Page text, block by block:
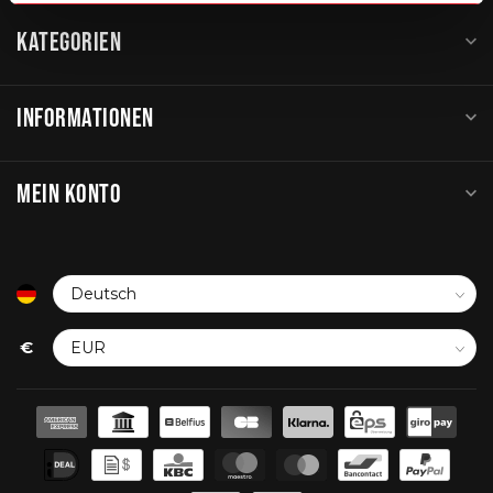
KATEGORIEN
INFORMATIONEN
MEIN KONTO
€